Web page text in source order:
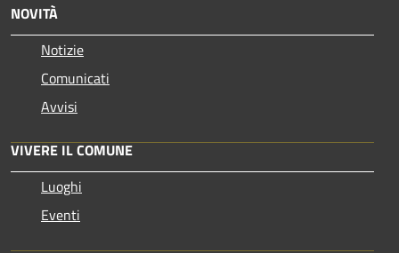
NOVITÀ
Notizie
Comunicati
Avvisi
VIVERE IL COMUNE
Luoghi
Eventi